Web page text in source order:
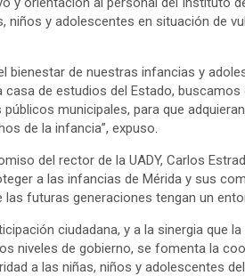
niños y adolescentes en situación de
de nuestras infancias y
de estudios del Estado,
municipales, para que
de la infancia”, expuso.
del rector de la UADY, Carlos
a las infancias de Mérida y sus
futuras generaciones tengan un
ciudadana, y a la sinergia que
niveles de gobierno, se fomenta la
a las niñas, niños y adolescentes